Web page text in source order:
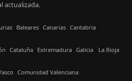
actualizada.
Baleares Canarias Cantabria
Cataluña Extremadura Galicia La Rioja
Comunidad Valenciana